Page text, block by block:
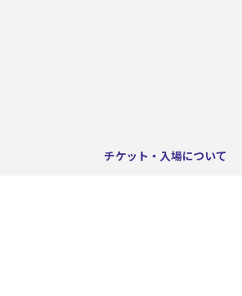
チケット・入場について